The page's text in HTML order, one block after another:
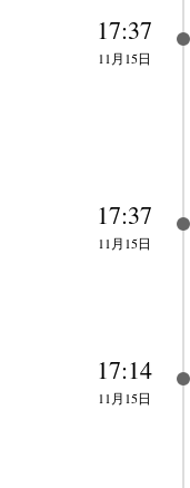
17:37
11月15日
17:37
11月15日
17:14
11月15日